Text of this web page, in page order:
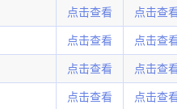
点击查看 点击查
点击查看 点击查
点击查看 点击查
点击查看 点击查